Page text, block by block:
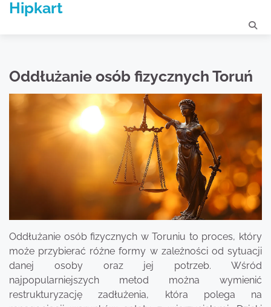
SkipHipkart
Oddłużanie osób fizycznych Toruń
Oddłużanie osób fizycznych w Toruniu to proces, który
może przybierać różne formy w zależności od sytuacji
danej osoby oraz jej potrzeb. Wśród
najpopularniejszych metod można wymienić
restrukturyzację zadłużenia, która polega na